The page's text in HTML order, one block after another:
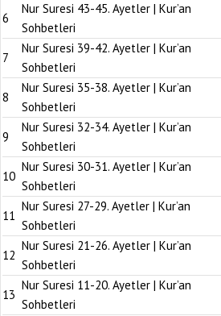
6
Nur Suresi 43-45. Ayetler | Kur’an
Sohbetleri
7
Nur Suresi 39-42. Ayetler | Kur’an
Sohbetleri
8
Nur Suresi 35-38. Ayetler | Kur’an
Sohbetleri
9
Nur Suresi 32-34. Ayetler | Kur’an
Sohbetleri
10
Nur Suresi 30-31. Ayetler | Kur’an
Sohbetleri
11
Nur Suresi 27-29. Ayetler | Kur’an
Sohbetleri
12
Nur Suresi 21-26. Ayetler | Kur’an
Sohbetleri
13
Nur Suresi 11-20. Ayetler | Kur’an
Sohbetleri